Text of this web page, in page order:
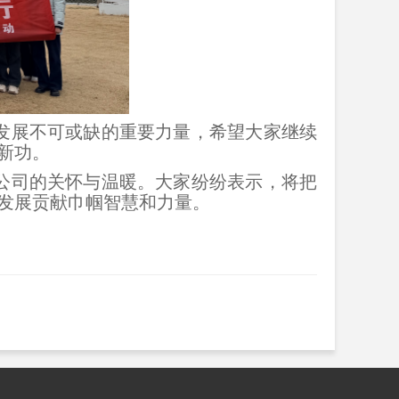
展不可或缺的重要力量，希望大家继续
功。
司的关怀与温暖。大家纷纷表示，将把
贡献巾帼智慧和力量。